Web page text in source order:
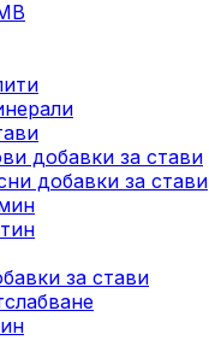
добавки за стави
добавки за стави
за стави